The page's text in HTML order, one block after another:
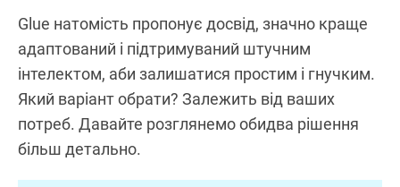
Glue натомість пропонує досвід, значно краще
адаптований і підтримуваний штучним
інтелектом, аби залишатися простим і гнучким.
Який варіант обрати? Залежить від ваших
потреб. Давайте розглянемо обидва рішення
більш детально.